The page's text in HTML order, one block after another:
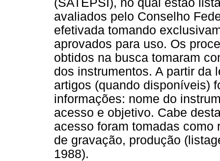
avaliados pelo Conselho
efetivada tomando
aprovados para uso. Os
obtidos na busca tomaram
dos instrumentos. A partir da
artigos (quando disponíveis)
informações: nome do
acesso e objetivo. Cabe
acesso foram tomadas como
de gravação, produção
1988).